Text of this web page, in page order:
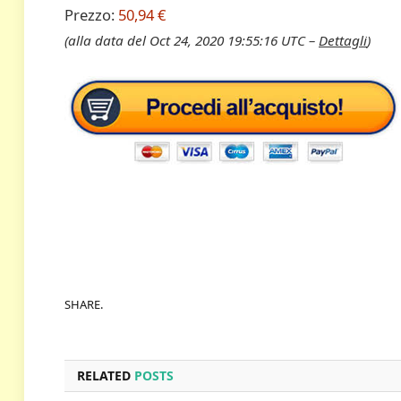
Prezzo: 50,94 €
(alla data del Oct 24, 2020 19:55:16 UTC – Dettagli)
SHARE.
RELATED POSTS